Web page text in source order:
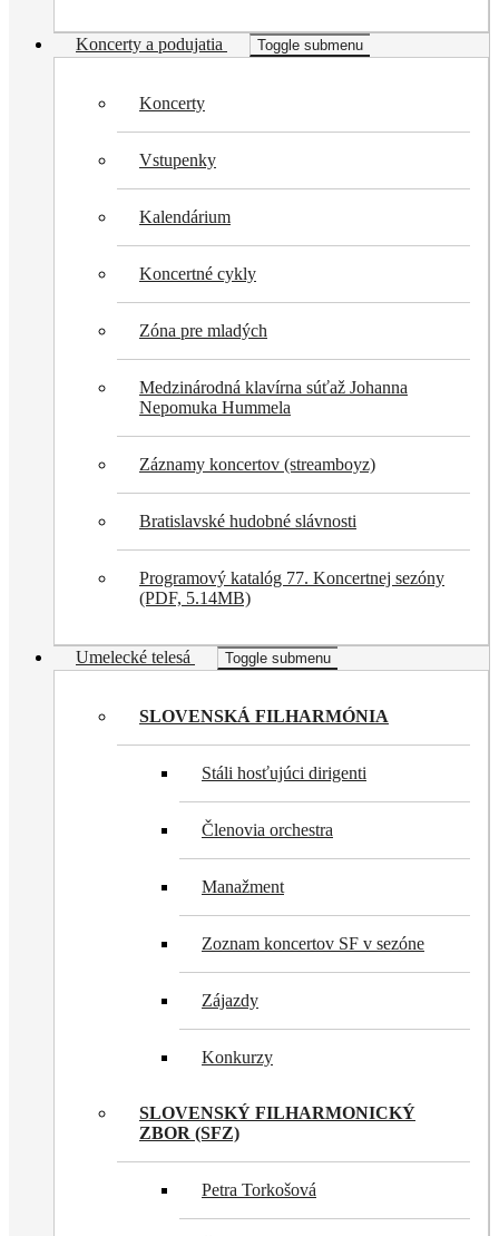
Koncerty a podujatia Toggle submenu
Koncerty
Vstupenky
Kalendárium
Koncertné cykly
Zóna pre mladých
Medzinárodná klavírna súťaž Johanna
Nepomuka Hummela
Záznamy koncertov (streamboyz)
Bratislavské hudobné slávnosti
Programový katalóg 77. Koncertnej sezóny
(PDF, 5.14MB)
Umelecké telesá Toggle submenu
SLOVENSKÁ FILHARMÓNIA
Stáli hosťujúci dirigenti
Členovia orchestra
Manažment
Zoznam koncertov SF v sezóne
Zájazdy
Konkurzy
SLOVENSKÝ FILHARMONICKÝ
ZBOR (SFZ)
Petra Torkošová